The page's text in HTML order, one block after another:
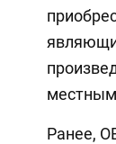
Ранее,